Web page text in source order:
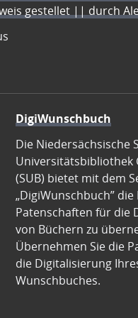
gestellet || durch
DigiWunschbuch
Die Niedersächsische
Universitätsbibliothek
(SUB) bietet mit dem
„DigiWunschbuch”
Patenschaften für die
von Büchern zu
Übernehmen Sie die
die Digitalisierung
Wunschbuches.